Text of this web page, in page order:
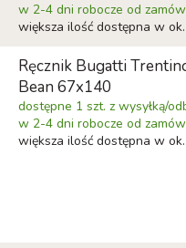
w 2-4 dni robocze od
większa ilość dostępna w
Ręcznik Bugatti
Bean 67x140
dostępne 1 szt. z wysyłką/
w 2-4 dni robocze od
większa ilość dostępna w